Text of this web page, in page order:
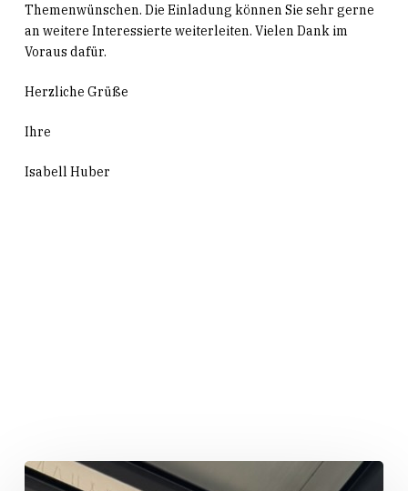
Themenwünschen. Die Einladung können Sie sehr gerne
an weitere Interessierte weiterleiten. Vielen Dank im
Voraus dafür.
Herzliche Grüße
Ihre
Isabell Huber
„Huber